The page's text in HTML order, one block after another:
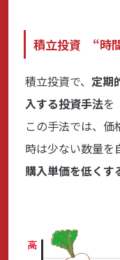
積立投資 “時
積立投資で、 定期
入する投資手法を
この手法では、
時は少ない数量を
購入単価を低くす